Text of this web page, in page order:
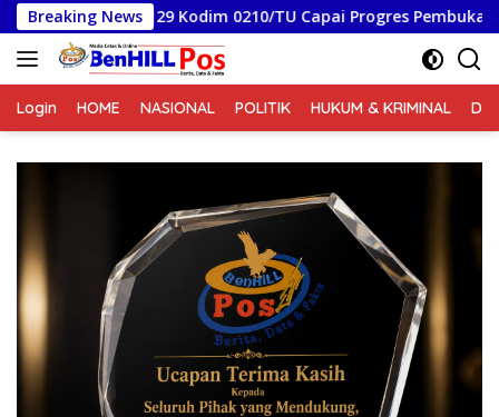
Langsung
ke
konten
Breaking News
Kodim 0210/TU Capai Progres Pembukaan Jalan 98,11 Persen
Login HOME NASIONAL POLITIK HUKUM & KRIMINAL